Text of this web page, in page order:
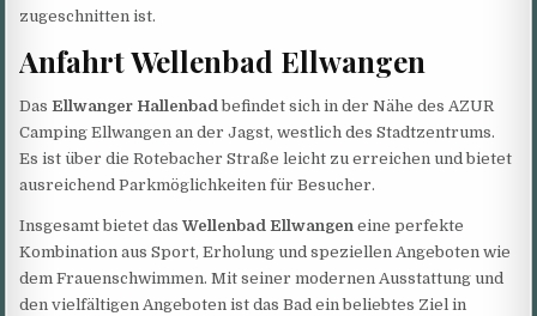
zugeschnitten ist.
Anfahrt Wellenbad Ellwangen
DasEllwanger Hallenbad befindet sich in der Nähe des AZUR
Camping Ellwangen an der Jagst, westlich des Stadtzentrums.
Es ist über die Rotebacher Straße leicht zu erreichen und bietet
ausreichend Parkmöglichkeiten für Besucher.
Insgesamt bietet dasWellenbad Ellwangen eine perfekte
Kombination aus Sport, Erholung und speziellen Angeboten wie
dem Frauenschwimmen. Mit seiner modernen Ausstattung und
den vielfältigen Angeboten ist das Bad ein beliebtes Ziel in